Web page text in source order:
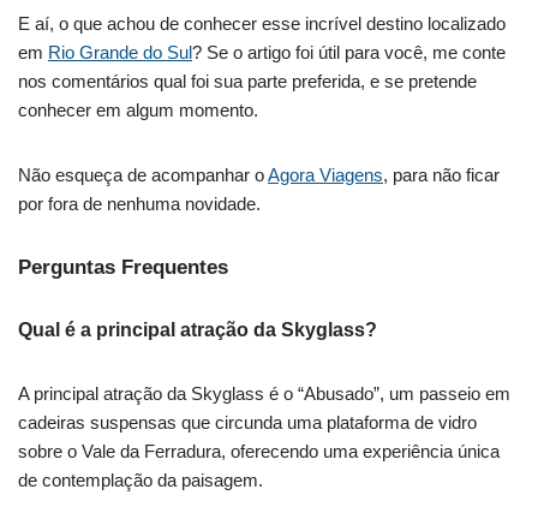
E aí, o que achou de conhecer esse incrível destino localizado
em Rio Grande do Sul? Se o artigo foi útil para você, me conte
nos comentários qual foi sua parte preferida, e se pretende
conhecer em algum momento.
Não esqueça de acompanhar oAgora Viagens, para não ficar
por fora de nenhuma novidade.
Perguntas Frequentes
Qual é a principal atração da Skyglass?
A principal atração da Skyglass é o “Abusado”, um passeio em
cadeiras suspensas que circunda uma plataforma de vidro
sobre o Vale da Ferradura, oferecendo uma experiência única
de contemplação da paisagem.